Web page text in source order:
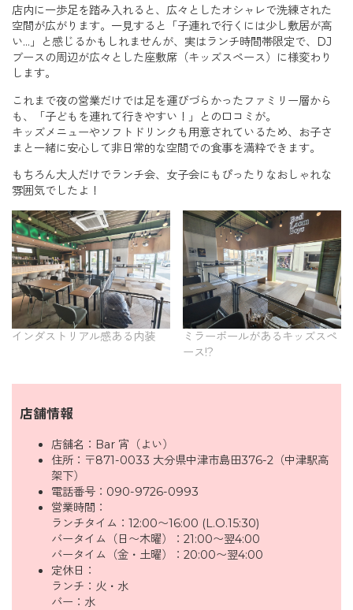
店内に一歩足を踏み入れると、広々としたオシャレで洗練された
空間が広がります。一見すると「子連れで行くには少し敷居が高
い…」と感じるかもしれませんが、実はランチ時間帯限定で、DJ
ブースの周辺が広々とした座敷席（キッズスペース）に様変わり
します。
これまで夜の営業だけでは足を運びづらかったファミリー層から
も、「子どもを連れて行きやすい！」との口コミが。
キッズメニューやソフトドリンクも用意されているため、お子さ
まと一緒に安心して非日常的な空間での食事を満粋できます。
もちろん大人だけでランチ会、女子会にもぴったりなおしゃれな
雰囲気でしたよ！
インダストリアル感ある内装
ミラーボールがあるキッズスペ
ース!?
店舗情報
店舗名：Bar 宵（よい）
住所：〒871-0033 大分県中津市島田376-2（中津駅高
架下）
電話番号：090-9726-0993
営業時間：
ランチタイム：12:00〜16:00 (L.O.15:30)
バータイム（日〜木曜）：21:00〜翌4:00
バータイム（金・土曜）：20:00〜翌4:00
定休日：
ランチ：火・水
バー：水